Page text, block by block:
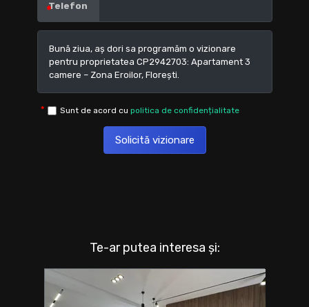
Telefon
Sunt de acord cu politica de confidențialitate
Solicită vizionare
Te-ar putea interesa și: